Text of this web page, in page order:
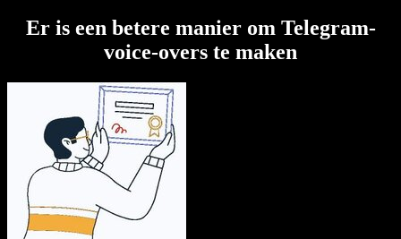
Er is een betere manier om Telegram-
voice-overs te maken